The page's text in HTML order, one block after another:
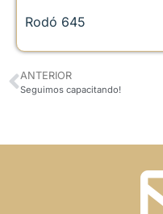
Rodó 645
ANTERIOR
Seguimos capacitando!